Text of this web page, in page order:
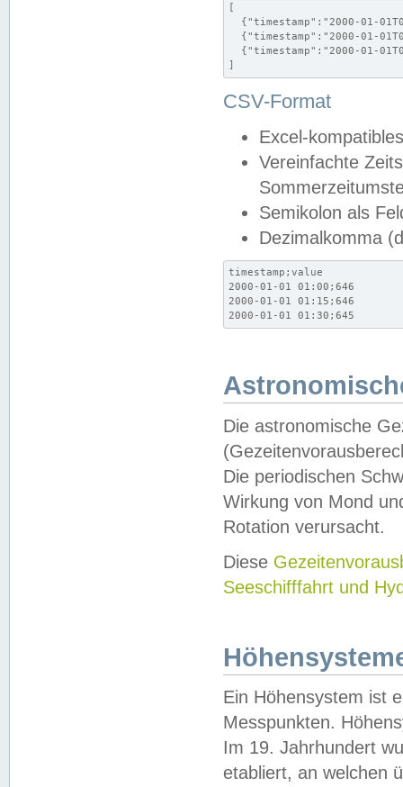
[
{"timestamp":"2000-01-
{"timestamp":"2000-01-
{"timestamp":"2000-01-
]
CSV-Format
Excel-
Vereinfachte
Semikolon als
Dezimalkomma
timestamp;value
2000-01-01 01:00;646
2000-01-01 01:15;646
2000-01-01 01:30;645
Die astronomische
Die periodischen
Wirkung von Mond
Rotation verursacht.
Diese
Seeschifffahrt und
Ein Höhensystem ist
Messpunkten.
Im 19. Jahrhundert
etabliert, an welchen